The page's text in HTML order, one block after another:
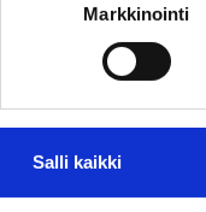
Markkinointi
Salli kaikki
jonka